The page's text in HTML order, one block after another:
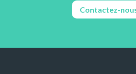
Contactez-